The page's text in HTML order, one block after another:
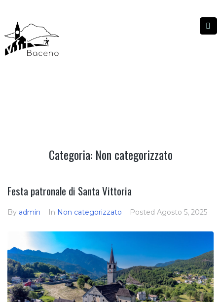
Categoria: Non categorizzato
Festa patronale di Santa Vittoria
By admin In Non categorizzato Posted Agosto 5, 2025